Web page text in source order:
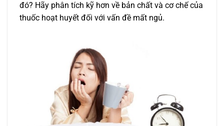
đó? Hãy phân tích kỹ hơn về bản chất và cơ chế của
thuốc hoạt huyết đối với vấn đề mất ngủ.